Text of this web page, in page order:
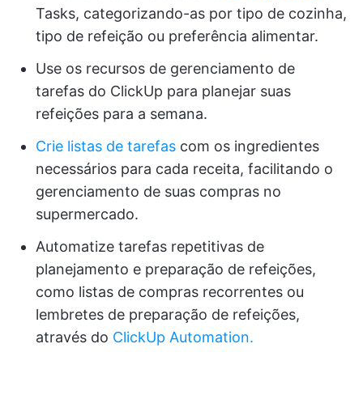
Tasks, categorizando-as por tipo de cozinha,
tipo de refeição ou preferência alimentar.
Use os recursos de gerenciamento de
tarefas do ClickUp para planejar suas
refeições para a semana.
Crie listas de tarefas com os ingredientes
necessários para cada receita, facilitando o
gerenciamento de suas compras no
supermercado.
Automatize tarefas repetitivas de
planejamento e preparação de refeições,
como listas de compras recorrentes ou
lembretes de preparação de refeições,
através do ClickUp Automation.